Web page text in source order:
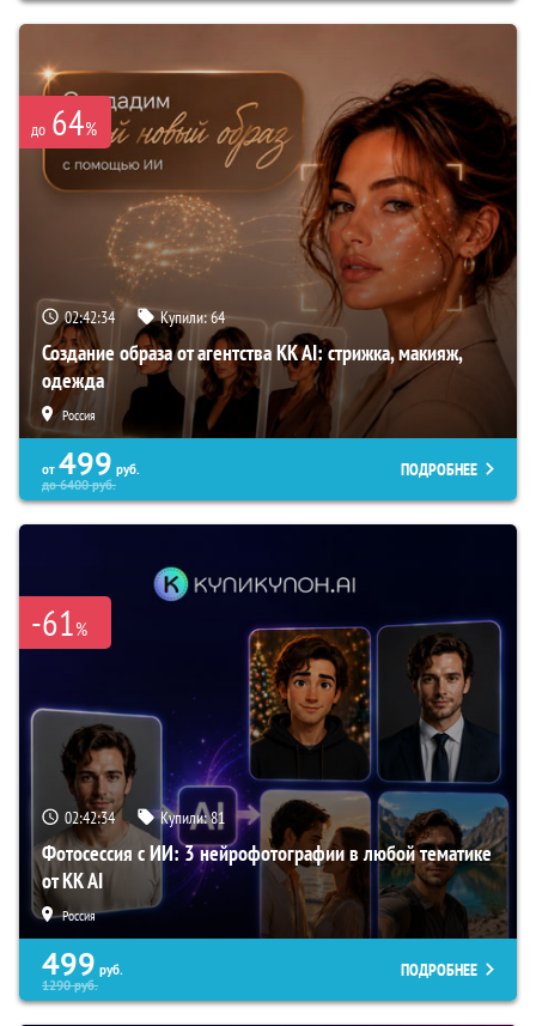
до 64%
02:42:33 Купили:64
Создание образа от агентства KK AI: стрижка, макияж,
одежда
Россия
от 499 руб.
до6400руб.
ПОДРОБНЕЕ
-61%
02:42:33 Купили:81
Фотосессия с ИИ: 3 нейрофотографии в любой тематике
от KK AI
Россия
499 руб.
1290руб.
ПОДРОБНЕЕ